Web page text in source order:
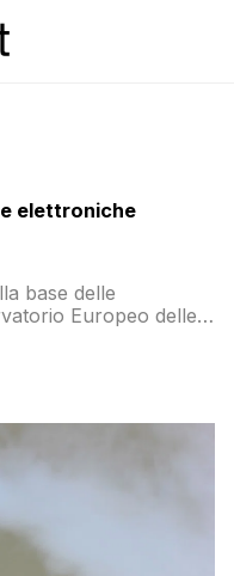
elettroniche
base delle
Europeo delle
indica il
e di diffusione di